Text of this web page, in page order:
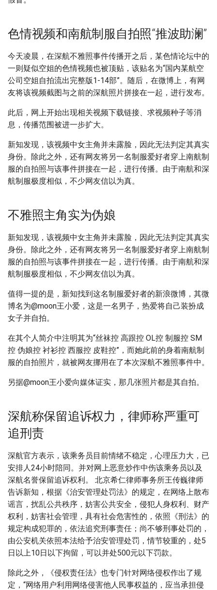
色情视频和南航制服自拍照“推波助澜”
今天凌晨，在深航不雅照事件传播开之后，某色情论坛中的
一则疑似空姐的色情视频也被顶贴，该贴名为“国内某航空
公司空姐自拍流出完整版1-14部”。随后，在微博上，有网
友将该视频截图与之前的深航照片拼接在一起，进行发布。
此后，网上开始出现相关视频下载链接、求视频种子等消
息，传播范围被进一步扩大。
新知发现，该视频中女主角并未露脸，因此无法判定其真实
身份。除此之外，还有网友将另一名制服爱好者穿上南航制
服的自拍照与该事件拼接在一起，进行传播。由于南航和深
航制服极度相似，不少网友信以为真。
不雅照主角实为伪娘
新知发现，该视频中女主角并未露脸，因此无法判定其真实
身份。除此之外，还有网友将另一名制服爱好者穿上南航制
服的自拍照与该事件拼接在一起，进行传播。由于南航和深
航制服极度相似，不少网友信以为真。
值得一提的是，新知找到这名制服爱好者的新浪微博，其微
博名为@moon王小爱，这是一名男子，热爱将自己装扮成
女子并自拍。
在其个人简介中注明其为“丝袜控 高跟控 OL控 制服控 SM
控 伪娘控 衬衫控 西服控 皮鞋控”，而她此前的身着南航制
服的自拍照片，就被网友挪用在了本次深航不雅照事件中。
另据@moon王小爱向媒体证实，那几张照片都是其自拍。
深航称保留追诉权力，律师称严重可
追刑责
深航官方表示，该乘务员目前情绪不稳定，心理压力大，已
安排人24小时陪同。并对网上恶意炒作中伤该乘务员以及
深航名誉保留追诉权利。 北京希仁律师事务所王传巍律师
告诉新知，根据《治安管理处罚法》的规定，在网络上散布
谣言，扰乱公共秩序，妨害公共安全，侵犯人身权利、财产
权利，妨害社会管理，具有社会危害性的，依照《刑法》的
规定构成犯罪的，依法追究刑事责任；尚不够刑事处罚的，
由公安机关依照本法给予治安管理处罚，情节较重的，处5
日以上10日以下拘留，可以并处500元以下罚款。
除此之外，《侵权责任法》也专门针对网络侵权作出了规
定，“网络用户利用网络侵害他人民事权益的，应当承担侵